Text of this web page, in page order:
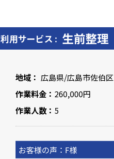
利用サービス : 生前整理
地域： 広島県/広島市佐伯区
作業料金： 260,000円
作業人数： 5
お客様の声：F様